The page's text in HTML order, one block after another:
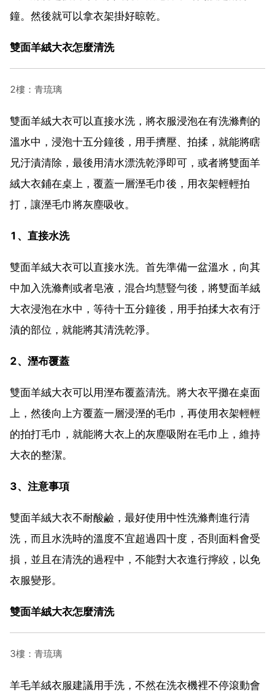
鐘。然後就可以拿衣架掛好晾乾。
雙面羊絨大衣怎麼清洗
2樓：青琉璃
雙面羊絨大衣可以直接水洗，將衣服浸泡在有洗滌劑的
溫水中，浸泡十五分鐘後，用手擠壓、拍揉，就能將瞎
兄汙漬清除，最後用清水漂洗乾淨即可，或者將雙面羊
絨大衣鋪在桌上，覆蓋一層溼毛巾後，用衣架輕輕拍
打，讓溼毛巾將灰塵吸收。
1、直接水洗
雙面羊絨大衣可以直接水洗。首先準備一盆溫水，向其
中加入洗滌劑或者皂液，混合均慧豎勻後，將雙面羊絨
大衣浸泡在水中，等待十五分鐘後，用手拍揉大衣有汙
漬的部位，就能將其清洗乾淨。
2、溼布覆蓋
雙面羊絨大衣可以用溼布覆蓋清洗。將大衣平攤在桌面
上，然後向上方覆蓋一層浸溼的毛巾，再使用衣架輕輕
的拍打毛巾，就能將大衣上的灰塵吸附在毛巾上，維持
大衣的整潔。
3、注意事項
雙面羊絨大衣不耐酸鹼，最好使用中性洗滌劑進行清
洗，而且水洗時的溫度不宜超過四十度，否則面料會受
損，並且在清洗的過程中，不能對大衣進行擰絞，以免
衣服變形。
雙面羊絨大衣怎麼清洗
3樓：青琉璃
羊毛羊絨衣服建議用手洗，不然在洗衣機裡不停滾動會